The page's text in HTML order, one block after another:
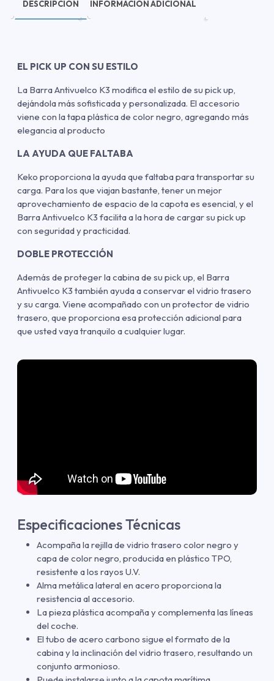
DESCRIPCIÓN INFORMACIÓN ADICIONAL
EL PICK UP CON SU ESTILO
La Barra Antivuelco K3 modifica el estilo de su pick up,
dejándola más sofisticada y personalizada. El accesorio
viene con la tapa plástica de color negro, agregando más
elegancia al producto
LA AYUDA QUE FALTABA
Keko proporciona la ayuda que faltaba para transportar su
carga. Para los que viajan bastante, tener un mejor
aprovechamiento de espacio de la capota es esencial, y el
Barra Antivuelco K3 facilita a la hora de cargar su pick up
con seguridad y practicidad.
DOBLE PROTECCIÓN
Además de proteger la cabina de su pick up, el Barra
Antivuelco K3 también ayuda a conservar el vidrio trasero
y su carga. Viene acompañado con un protector de vidrio
trasero, que proporciona esa protección adicional para
que usted vaya tranquilo a cualquier lugar.
Especificaciones Técnicas
Acompaña la rejilla de vidrio trasero color negro y
capa de color negro, producida en plástico TPO,
resistente a los rayos U.V.
Alma metálica lateral en acero proporciona la
resistencia al accesorio.
La pieza plástica acompaña y complementa las líneas
del coche.
El tubo de acero carbono sigue el formato de la
cabina y la inclinación del vidrio trasero, resultando un
conjunto armonioso.